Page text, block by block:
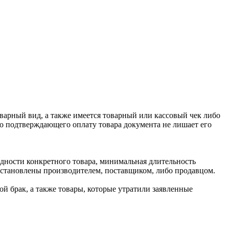
вид, а также имеется товарный или кассовый чек либо
подтверждающего оплату товара документа не лишает его
конкретного товара, минимальная длительность
производителем, поставщиком, либо продавцом.
брак, а также товары, которые утратили заявленные